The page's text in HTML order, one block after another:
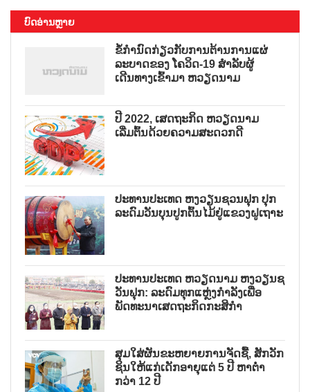
ບົດອ່ານຫຼາຍ
ຂໍ້ກຳນົດກ່ຽວກັບການຕ້ານການແຜ່
ລະບາດຂອງ ໂຄວິດ-19 ສຳລັບຜູ້
ເດີນທາງເຂົ້າມາ ຫວຽດນາມ
ປີ 2022, ເສດຖະກິດ ຫວຽດນາມ
ເລີ່ມຕົ້ນດ້ວຍຄວາມສະດວກດີ
ປະທານປະເທດ ຫງວຽນຊວນຟຸກ ປຸກ
ລະດົມວັນບຸນປູກຕົ້ນໄມ້ຢູ່ແຂວງຝູເຖາະ
ປະທານປະເທດ ຫວຽດນາມ ຫງວຽນຊ
ວັນຟຸກ: ລະດົມທຸກແຫຼ່ງກຳລັງເພື່ອ
ພັດທະນາເສດຖະກິດກະສິກຳ
ສຸມໃສ່ຜັນຂະຫຍາຍການຈັດຊື້, ສັກວັກ
ຊິນໃຫ້ແກ່ເດັກອາຍຸແຕ່ 5 ປີ ຫາຕ່ຳ
ກວ່າ 12 ປີ